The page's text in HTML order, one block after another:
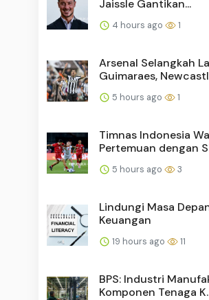
Jaissle Gantikan...
4 hours ago 1
Arsenal Selangkah
Guimaraes,
5 hours ago 1
Timnas Indonesia
Pertemuan dengan
5 hours ago 3
Lindungi Masa
Keuangan
19 hours ago 11
BPS: Industri
Komponen Tenaga